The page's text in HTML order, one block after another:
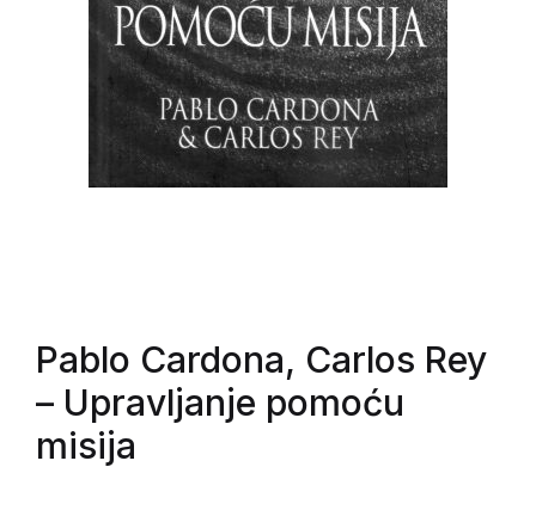
Pablo Cardona, Carlos Rey
– Upravljanje pomoću
misija